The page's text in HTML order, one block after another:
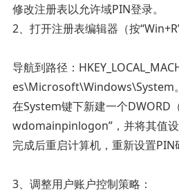
‌修改注册表以允许域PIN登录‌。
2、打开注册表编辑器（按
导航到路径：
es\Microsoft\Windows\System。
在System键下新建一个DWORD
wdomainpinlogon”，并将其值设
完成后重启计算机，重新设置PIN
‌3、调整用户账户控制策略‌：